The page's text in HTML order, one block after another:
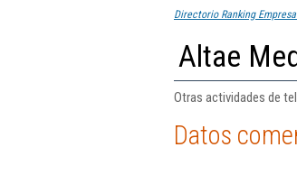
Directorio Ranking
Altae
Otras actividades de
Datos